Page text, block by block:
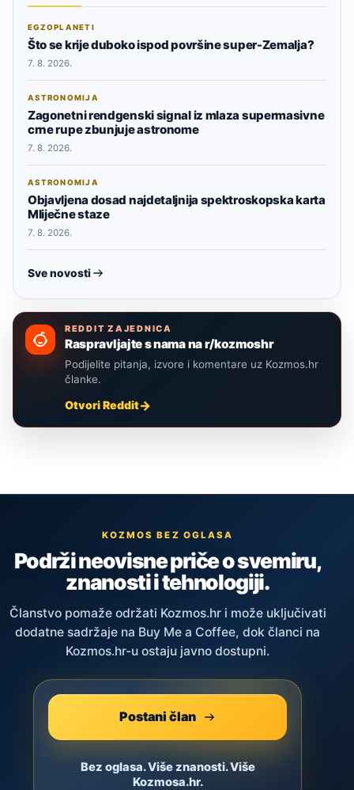
EGZOPLANETI
Što se krije duboko ispod površine super-Zemalja?
7. 8. 2026.
ASTRONOMIJA
Zagonetni rendgenski signal iz mlaza supermasivne
crne rupe zbunjuje astronome
7. 8. 2026.
ASTRONOMIJA
Objavljena dosad najdetaljnija spektroskopska karta
Mliječne staze
7. 8. 2026.
Sve novosti
REDDIT ZAJEDNICA
Raspravljajte s nama na r/kozmoshr
Podijelite pitanja, izvore i komentare uz Kozmos.hr
članke.
Otvori Reddit
KOZMOS BEZ OGLASA
Podrži neovisne priče o svemiru,
znanosti i tehnologiji.
Članstvo pomaže održati Kozmos.hr i može uključivati
dodatne sadržaje na Buy Me a Coffee, dok članci na
Kozmos.hr-u ostaju javno dostupni.
Postani član
Bez oglasa. Više znanosti. Više
Kozmosa.hr.